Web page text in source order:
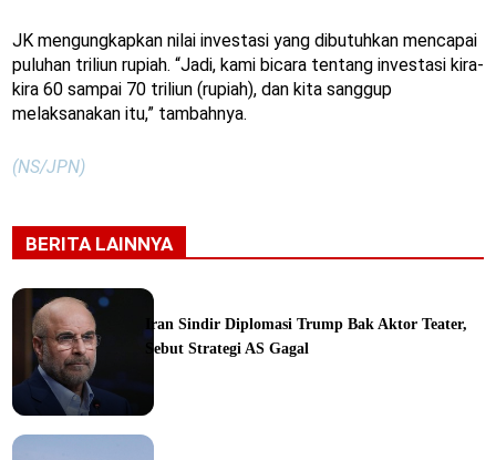
JK mengungkapkan nilai investasi yang dibutuhkan mencapai
puluhan triliun rupiah. “Jadi, kami bicara tentang investasi kira-
kira 60 sampai 70 triliun (rupiah), dan kita sanggup
melaksanakan itu,” tambahnya.
(NS/JPN)
BERITA LAINNYA
Iran Sindir Diplomasi Trump Bak Aktor Teater,
Sebut Strategi AS Gagal